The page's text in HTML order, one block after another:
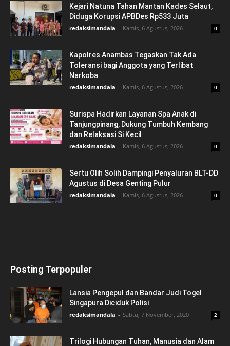
Kejari Natuna Tahan Mantan Kades Selaut,
Diduga Korupsi APBDes Rp533 Juta
redaksimandala - Kamis, 6 Agustus, 2026 0
Kapolres Anambas Tegaskan Tak Ada
Toleransi bagi Anggota yang Terlibat
Narkoba
redaksimandala - Kamis, 6 Agustus, 2026 0
Surispa Hadirkan Layanan Spa Anak di
Tanjungpinang, Dukung Tumbuh Kembang
dan Relaksasi Si Kecil
redaksimandala - Kamis, 6 Agustus, 2026 0
Sertu Olih Solih Dampingi Penyaluran BLT-DD
Agustus di Desa Genting Pulur
redaksimandala - Kamis, 6 Agustus, 2026 0
Posting Terpopuler
Lansia Pengepul dan Bandar Judi Togel
Singapura Diciduk Polisi
redaksimandala - Sabtu, 7 November, 2020 2
Trilogi Hubungan Tuhan, Manusia dan Alam